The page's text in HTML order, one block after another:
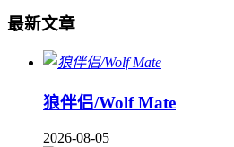
最新文章
狼伴侣/Wolf Mate
2026-08-05